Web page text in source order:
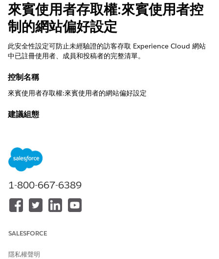
來賓使用者存取權:來賓使用者控
制的網站偏好設定
此安全性設定可防止未經驗證的訪客存取 Experience Cloud 網站
中已註冊使用者、成員和投稿者的完整清單。
控制名稱
來賓使用者存取權:來賓使用者的網站偏好設定
建議組態
控制概觀
中已註冊使用者、成員和投稿者的完整清單。
未設定安全性風險
職稱和設定檔詳細資料,進而導致未經授權的客戶或合作夥伴目錄揭
1-800-667-6389
SALESFORCE
隱私權聲明